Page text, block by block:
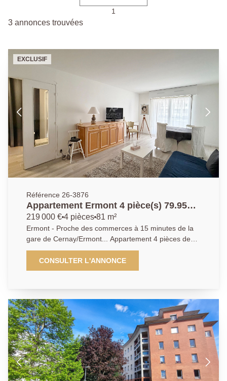
1
3 annonces trouvées
EXCLUSIF
Référence 26-3876
Appartement Ermont 4 pièce(s) 79.95
m2
219 000 € 4 pièces 81 m²
Ermont - Proche des commerces à 15 minutes de la
gare de Cernay/Ermont... Appartement 4 pièces de
81.04 m² carrez offrant : Entrée avec rangement,
grand séjour de 21.12 m², cuisine aménagée,
l'ensemble donnant sur un balcon de 8.50 m² ,
sous-sol. DPE très avantageux : C ! Appartement
spacieux, lumineux et très fonctionnel !
CONSULTER L'ANNONCE